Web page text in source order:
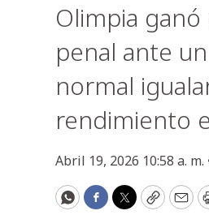
Olimpia
penal ante
normal
rendimiento
Abril 19, 2026 10:58 a. m.
WhatsApp
Facebook
Twitter
Copy